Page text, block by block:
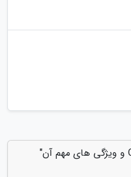
به "نگاهی به خودرو برلیانس C3 و ویژگی های مهم آن"